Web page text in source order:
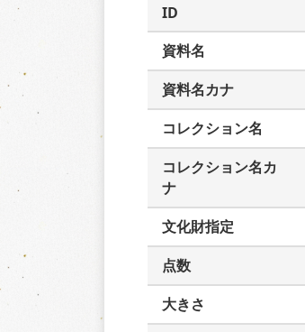
ID
資料名
資料名カナ
コレクション名
コレクション名カ
ナ
文化財指定
点数
大きさ